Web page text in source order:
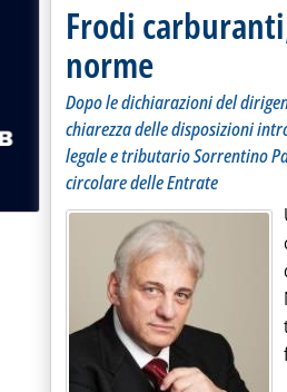
Frodi
norme
Dopo le dichiarazioni del
chiarezza delle disposizioni
legale e tributario Sorrentino
circolare delle Entrate